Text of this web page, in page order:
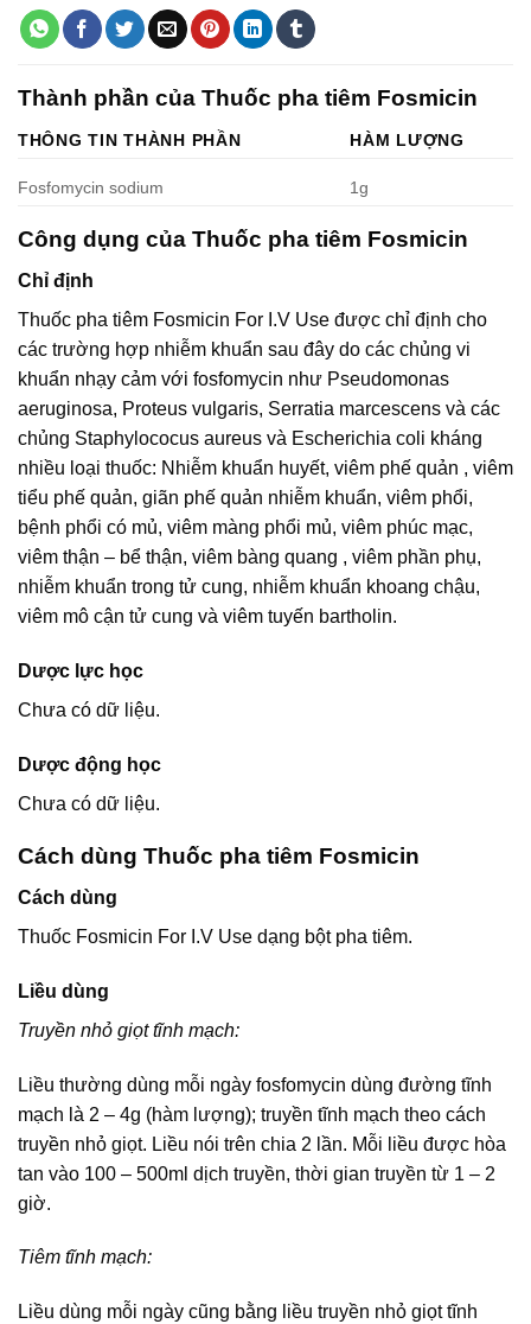
Thành phần của Thuốc pha tiêm Fosmicin
THÔNG TIN THÀNH PHẦN HÀM LƯỢNG
Fosfomycin sodium 1g
Công dụng của Thuốc pha tiêm Fosmicin
Chỉ định
Thuốc pha tiêm Fosmicin For I.V Use được chỉ định cho
các trường hợp nhiễm khuẩn sau đây do các chủng vi
khuẩn nhạy cảm với fosfomycin như Pseudomonas
aeruginosa, Proteus vulgaris, Serratia marcescens và các
chủng Staphylococus aureus và Escherichia coli kháng
nhiều loại thuốc: Nhiễm khuẩn huyết, viêm phế quản , viêm
tiểu phế quản, giãn phế quản nhiễm khuẩn, viêm phổi,
bệnh phổi có mủ, viêm màng phổi mủ, viêm phúc mạc,
viêm thận – bể thận, viêm bàng quang , viêm phần phụ,
nhiễm khuẩn trong tử cung, nhiễm khuẩn khoang chậu,
viêm mô cận tử cung và viêm tuyến bartholin.
Dược lực học
Chưa có dữ liệu.
Dược động học
Chưa có dữ liệu.
Cách dùng Thuốc pha tiêm Fosmicin
Cách dùng
Thuốc Fosmicin For I.V Use dạng bột pha tiêm.
Liều dùng
Truyền nhỏ giọt tĩnh mạch:
Liều thường dùng mỗi ngày fosfomycin dùng đường tĩnh
mạch là 2 – 4g (hàm lượng); truyền tĩnh mạch theo cách
truyền nhỏ giọt. Liều nói trên chia 2 lần. Mỗi liều được hòa
tan vào 100 – 500ml dịch truyền, thời gian truyền từ 1 – 2
giờ.
Tiêm tĩnh mạch:
Liều dùng mỗi ngày cũng bằng liều truyền nhỏ giọt tĩnh